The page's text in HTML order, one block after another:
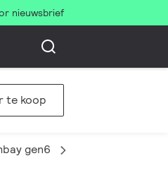
nieuwsbrief
te koop
gen6